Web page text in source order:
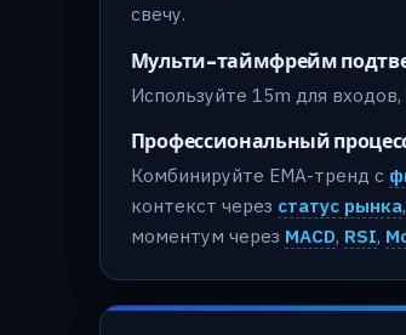
свечу.
Мульти-таймфрейм
Используйте 15m для
Профессиональный
Комбинируйте EMA-тренд с
контекст через статус рынка
моментум через MACD, RSI,